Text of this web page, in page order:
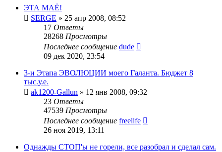
ЭТА МАЁ!
SERGE » 25 апр 2008, 08:52
17 Ответы
28268 Просмотры
Последнее сообщение dude
09 дек 2020, 23:54
3-и Этапа ЭВОЛЮЦИИ моего Галанта. Бюджет 8
тыс.у.е.
ak1200-Gallun » 12 янв 2008, 09:32
23 Ответы
47539 Просмотры
Последнее сообщение freelife
26 ноя 2019, 13:11
Однажды СТОП'ы не горели, все разобрал и сделал сам.